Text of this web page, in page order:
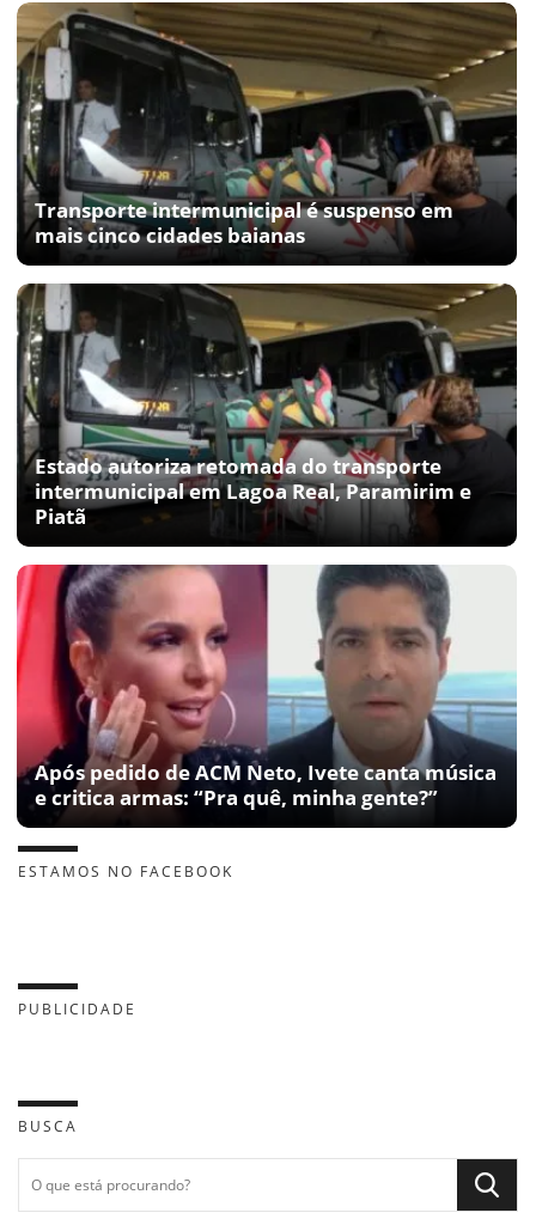
Transporte intermunicipal é suspenso em
mais cinco cidades baianas
Estado autoriza retomada do transporte
intermunicipal em Lagoa Real, Paramirim e
Piatã
Após pedido de ACM Neto, Ivete canta música
e critica armas: “Pra quê, minha gente?”
ESTAMOS NO FACEBOOK
PUBLICIDADE
BUSCA